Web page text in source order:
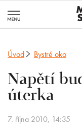
Úvod Bystré oko
Napětí
úterka
7. října 2010, 14:35